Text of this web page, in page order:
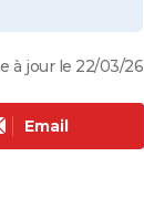
à jour le 22/03/26
Email